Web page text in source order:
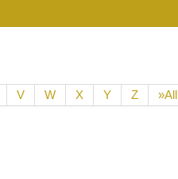
V W X Y Z »All